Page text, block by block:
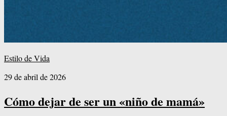
Estilo de Vida
29 de abril de 2026
Cómo dejar de ser un «niño de mamá»